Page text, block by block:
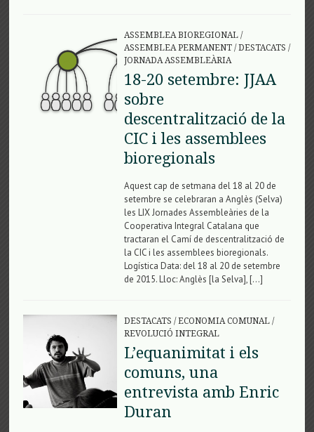
ASSEMBLEA BIOREGIONAL/
ASSEMBLEA PERMANENT/DESTACATS /
JORNADA ASSEMBLEÀRIA
18-20 setembre: JJAA
sobre
descentralització de la
CIC i les assemblees
bioregionals
Aquest cap de setmana del 18 al 20 de
setembre se celebraran a Anglès (Selva)
les LIX Jornades Assembleàries de la
Cooperativa Integral Catalana que
tractaran el Camí de descentralització de
la CIC i les assemblees bioregionals.
Logística Data: del 18 al 20 de setembre
de 2015. Lloc: Anglès [la Selva], […]
DESTACATS /ECONOMIA COMUNAL/
REVOLUCIÓ INTEGRAL
L’equanimitat i els
comuns, una
entrevista amb Enric
Duran